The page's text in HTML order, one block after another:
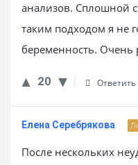
анализов. Сплошной
таким подходом я не
беременность. Очень
20 Ответить
Елена Серебрякова
После нескольких